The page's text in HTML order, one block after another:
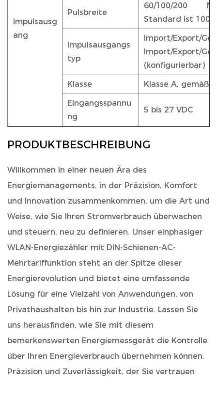
Impulsausg
ang
Pulsbreite
60/100/200
Standard ist 100
Impulsausgangs
typ
Import/Export/
Import/Export/
(konfigurierbar)
Klasse Klasse A, gemäß
Eingangsspannu
ng
5 bis 27 VDC
PRODUKTBESCHREIBUNG
Willkommen in einer neuen Ära des
Energiemanagements, in der Präzision, Komfort
und Innovation zusammenkommen, um die Art und
Weise, wie Sie Ihren Stromverbrauch überwachen
und steuern, neu zu definieren. Unser einphasiger
WLAN-Energiezähler mit DIN-Schienen-AC-
Mehrtariffunktion steht an der Spitze dieser
Energierevolution und bietet eine umfassende
Lösung für eine Vielzahl von Anwendungen, von
Privathaushalten bis hin zur Industrie. Lassen Sie
uns herausfinden, wie Sie mit diesem
bemerkenswerten Energiemessgerät die Kontrolle
über Ihren Energieverbrauch übernehmen können.
Präzision und Zuverlässigkeit, der Sie vertrauen